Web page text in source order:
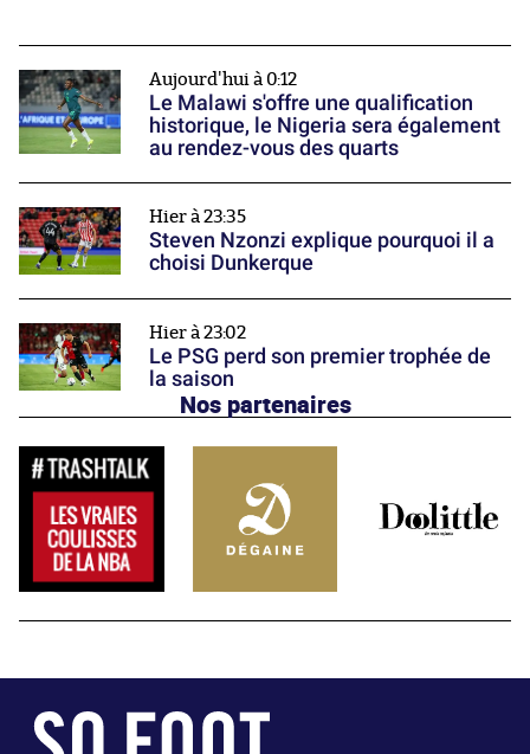
Aujourd'hui à 0:12
Le Malawi s'offre une qualification
historique, le Nigeria sera également
au rendez-vous des quarts
Hier à 23:35
Steven Nzonzi explique pourquoi il a
choisi Dunkerque
Hier à 23:02
Le PSG perd son premier trophée de
la saison
Nos partenaires